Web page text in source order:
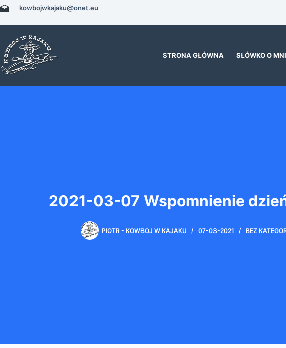
Przejdźkowbojwkajaku@onet.eu
STRONA GŁÓWNA SŁÓWKO O
2021-03-07 Wspomnienie
PIOTR - KOWBOJ W KAJAKU 07-03-2021 BEZ